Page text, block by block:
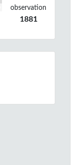
observation
1881